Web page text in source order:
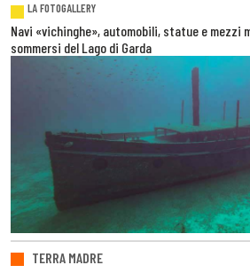
LA FOTOGALLERY
Navi «vichinghe», automobili, statue e
sommersi del Lago di Garda
TERRA MADRE